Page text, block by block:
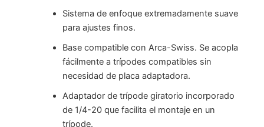
Sistema de enfoque extremadamente suave
para ajustes finos.
Base compatible con Arca-Swiss. Se acopla
fácilmente a trípodes compatibles sin
necesidad de placa adaptadora.
Adaptador de trípode giratorio incorporado
de 1/4-20 que facilita el montaje en un
trípode.